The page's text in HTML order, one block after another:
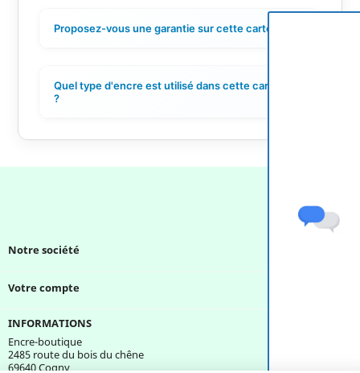
Proposez-vous une garantie sur cette cartouche ?
Quel type d'encre est utilisé dans cette cartouche
?
Notre société
Votre compte
INFORMATIONS
Encre-boutique
2485 route du bois du chêne
69640 Cogny